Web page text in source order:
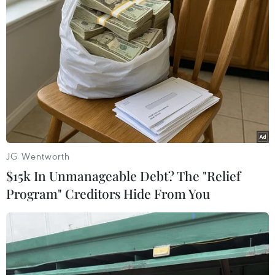
Động đất mạnh làm rung chuyển
nhiều khu vực tại Ai Cập
03/08/2026 03:11
90 người thiệt mạng trong khủng
hoảng di cư tại Ceuta
02/08/2026 23:08
Giao tranh tại Sudan leo thang, hàng
chục dân thường thương vong
31/07/2026 11:24
JG Wentworth
$15k In Unmanageable Debt? The "Relief
Program" Creditors Hide From You